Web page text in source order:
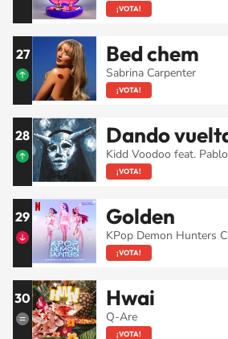
¡VOTA!
27 Bed chem
Sabrina Carpenter
¡VOTA!
28 Dando
Kidd Voodoo feat.
¡VOTA!
29 Golden
KPop Demon Hunters
¡VOTA!
30 Hwai
Q-Are
¡VOTA!